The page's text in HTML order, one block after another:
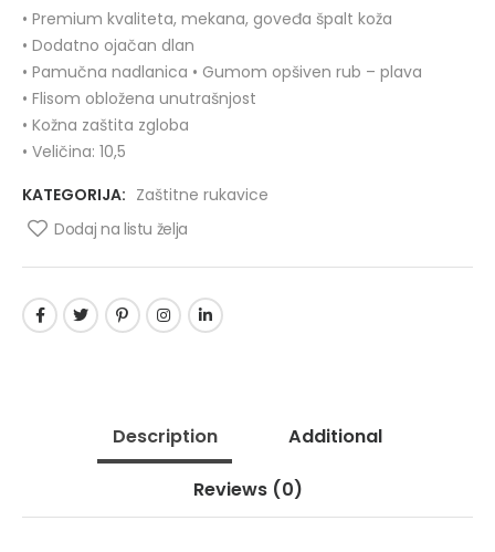
• Premium kvaliteta, mekana, goveđa špalt koža
• Dodatno ojačan dlan
• Pamučna nadlanica • Gumom opšiven rub – plava
• Flisom obložena unutrašnjost
• Kožna zaštita zgloba
• Veličina: 10,5
KATEGORIJA: Zaštitne rukavice
Dodaj na listu želja
Description Additional
Reviews (0)